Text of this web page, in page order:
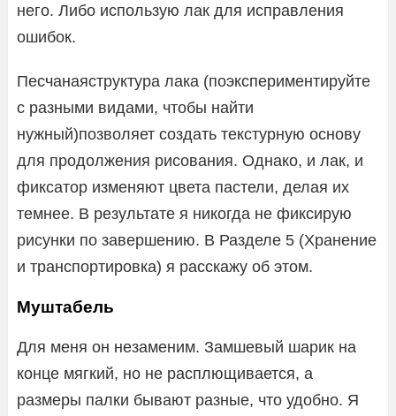
него. Либо использую лак для исправления
ошибок.
Песчанаяструктура лака (поэкспериментируйте
с разными видами, чтобы найти
нужный)позволяет создать текстурную основу
для продолжения рисования. Однако, и лак, и
фиксатор изменяют цвета пастели, делая их
темнее. В результате я никогда не фиксирую
рисунки по завершению. В Разделе 5 (Хранение
и транспортировка) я расскажу об этом.
Муштабель
Для меня он незаменим. Замшевый шарик на
конце мягкий, но не расплющивается, а
размеры палки бывают разные, что удобно. Я